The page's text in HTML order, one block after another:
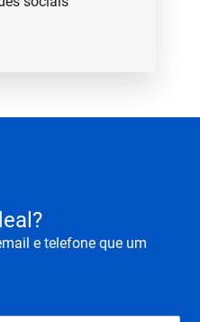
e telefone que um